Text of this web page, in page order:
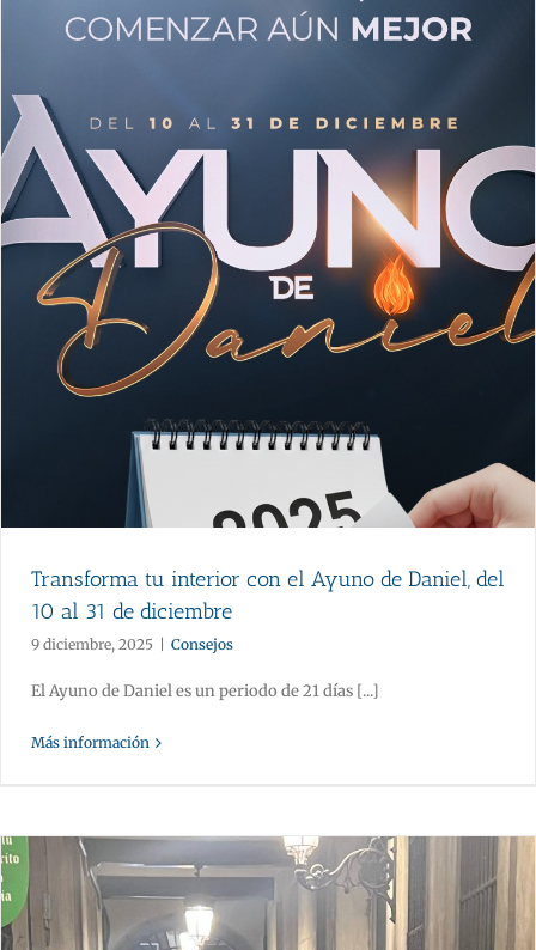
Transforma tu interior con el Ayuno de Daniel, del
10 al 31 de diciembre
9 diciembre, 2025 Consejos
El Ayuno de Daniel es un periodo de 21 días [...]
Más información